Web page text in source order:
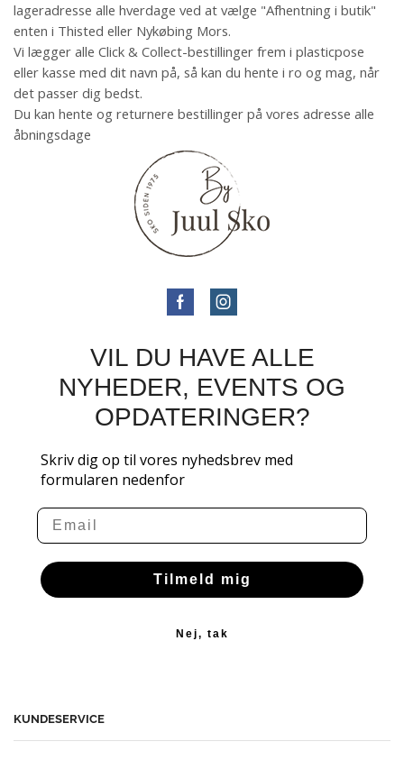
lageradresse alle hverdage ved at vælge "Afhentning i butik"
enten i Thisted eller Nykøbing Mors.
Vi lægger alle Click & Collect-bestillinger frem i plasticpose
eller kasse med dit navn på, så kan du hente i ro og mag, når
det passer dig bedst.
Du kan hente og returnere bestillinger på vores adresse alle
åbningsdage
VIL DU HAVE ALLE
NYHEDER, EVENTS OG
OPDATERINGER?
Skriv dig op til vores nyhedsbrev med
formularen nedenfor
Email
Tilmeld mig
Nej, tak
KUNDESERVICE